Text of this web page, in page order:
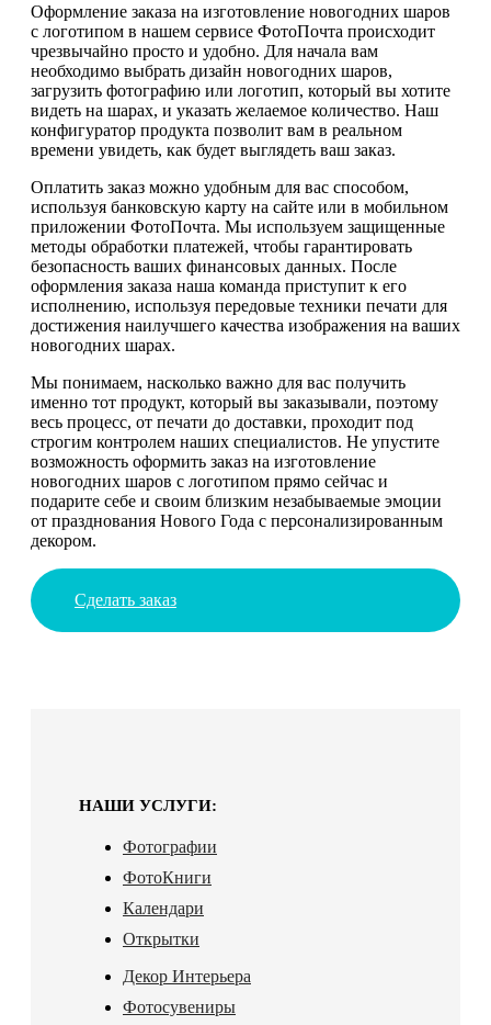
Оформление заказа на изготовление новогодних шаров
с логотипом в нашем сервисе ФотоПочта происходит
чрезвычайно просто и удобно. Для начала вам
необходимо выбрать дизайн новогодних шаров,
загрузить фотографию или логотип, который вы хотите
видеть на шарах, и указать желаемое количество. Наш
конфигуратор продукта позволит вам в реальном
времени увидеть, как будет выглядеть ваш заказ.
Оплатить заказ можно удобным для вас способом,
используя банковскую карту на сайте или в мобильном
приложении ФотоПочта. Мы используем защищенные
методы обработки платежей, чтобы гарантировать
безопасность ваших финансовых данных. После
оформления заказа наша команда приступит к его
исполнению, используя передовые техники печати для
достижения наилучшего качества изображения на ваших
новогодних шарах.
Мы понимаем, насколько важно для вас получить
именно тот продукт, который вы заказывали, поэтому
весь процесс, от печати до доставки, проходит под
строгим контролем наших специалистов. Не упустите
возможность оформить заказ на изготовление
новогодних шаров с логотипом прямо сейчас и
подарите себе и своим близким незабываемые эмоции
от празднования Нового Года с персонализированным
декором.
Сделать заказ
НАШИ УСЛУГИ:
Фотографии
ФотоКниги
Календари
Открытки
Декор Интерьера
Фотосувениры